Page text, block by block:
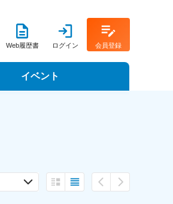
Web履歴書 ログイン 会員登録
イベント